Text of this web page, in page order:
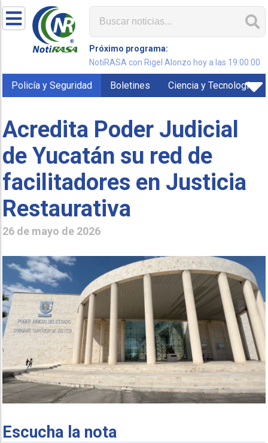
Próximo programa:
NotiRASA con Rigel Alonzo hoy a las 19:00:00
Policía y Seguridad Boletines Ciencia y Tecnología
Acredita Poder Judicial
de Yucatán su red de
facilitadores en Justicia
Restaurativa
26 de mayo de 2026
Escucha la nota